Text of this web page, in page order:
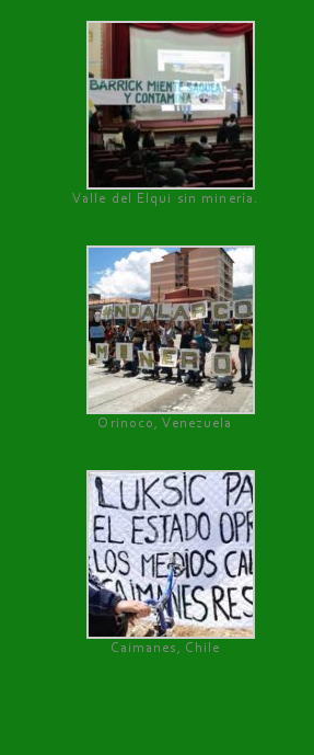
Valle del Elqui sin minería.
Orinoco, Venezuela
Caimanes, Chile